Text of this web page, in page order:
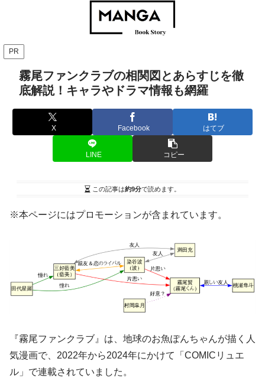
PR
霧尾ファンクラブの相関図とあらすじを徹
底解説！キャラやドラマ情報も網羅
X Facebook はてブ
LINE コピー
この記事は約9分で読めます。
※本ページにはプロモーションが含まれています。
『霧尾ファンクラブ』は、地球のお魚ぽんちゃんが描く人
気漫画で、2022年から2024年にかけて「COMICリュエ
ル」で連載されていました。